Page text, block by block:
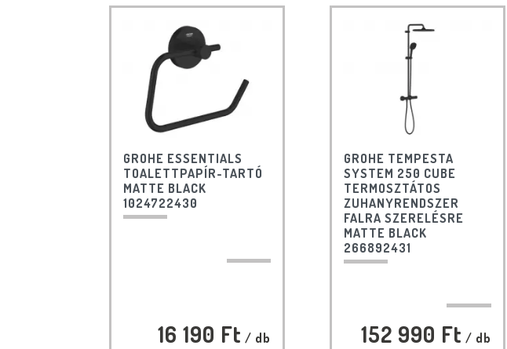
GROHE ESSENTIALS
TOALETTPAPÍR-TARTÓ
MATTE BLACK
1024722430
16 190 Ft / db
GROHE TEMPESTA
SYSTEM 250 CUBE
TERMOSZTÁTOS
ZUHANYRENDSZER
FALRA SZERELÉSRE
MATTE BLACK
266892431
152 990 Ft / db